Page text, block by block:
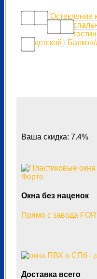
Остекление
детской
Ваша скидка: 7.4%
Окна без наценок
Прямо с завода
Доставка всего